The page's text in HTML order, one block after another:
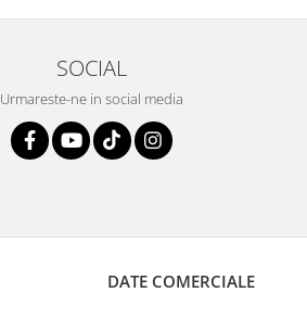
SOCIAL
Urmareste-ne in social media
DATE COMERCIALE